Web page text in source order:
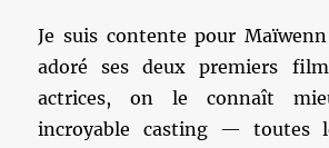
Je suis contente pour
adoré ses deux premiers
actrices, on le connaît
incroyable casting — toutes